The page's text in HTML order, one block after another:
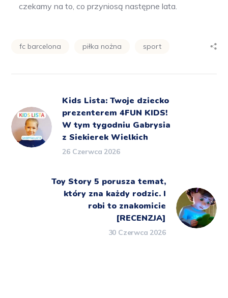
czekamy na to, co przyniosą następne lata.
fc barcelona piłka nożna sport
Kids Lista: Twoje dziecko
prezenterem 4FUN KIDS!
W tym tygodniu Gabrysia
z Siekierek Wielkich
26 Czerwca 2026
Toy Story 5 porusza temat,
który zna każdy rodzic. I
robi to znakomicie
[RECENZJA]
30 Czerwca 2026